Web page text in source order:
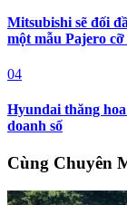
Mitsubishi sẽ đối
một mẫu Pajero
04
Hyundai thăng
doanh số
Cùng Chuyên